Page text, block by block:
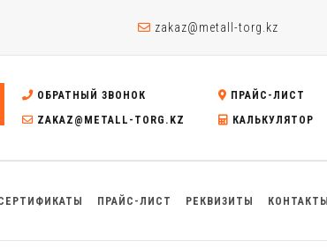
zakaz@metall-torg.kz
ОБРАТНЫЙ ЗВОНОК
ПРАЙС-ЛИСТ
ZAKAZ@METALL-TORG.KZ
КАЛЬКУЛЯТОР
ПРАЙС-ЛИСТ РЕКВИЗИТЫ КОНТАКТЫ